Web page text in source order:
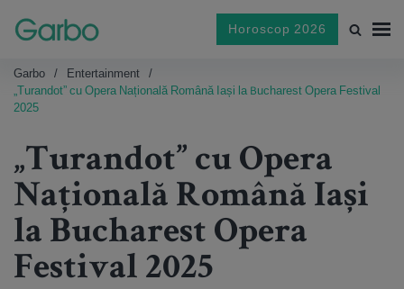
Horoscop 2026
Garbo
Entertainment
„Turandot” cu Opera Națională Română Iași la Bucharest Opera Festival
2025
„Turandot” cu Opera
Națională Română Iași
la Bucharest Opera
Festival 2025